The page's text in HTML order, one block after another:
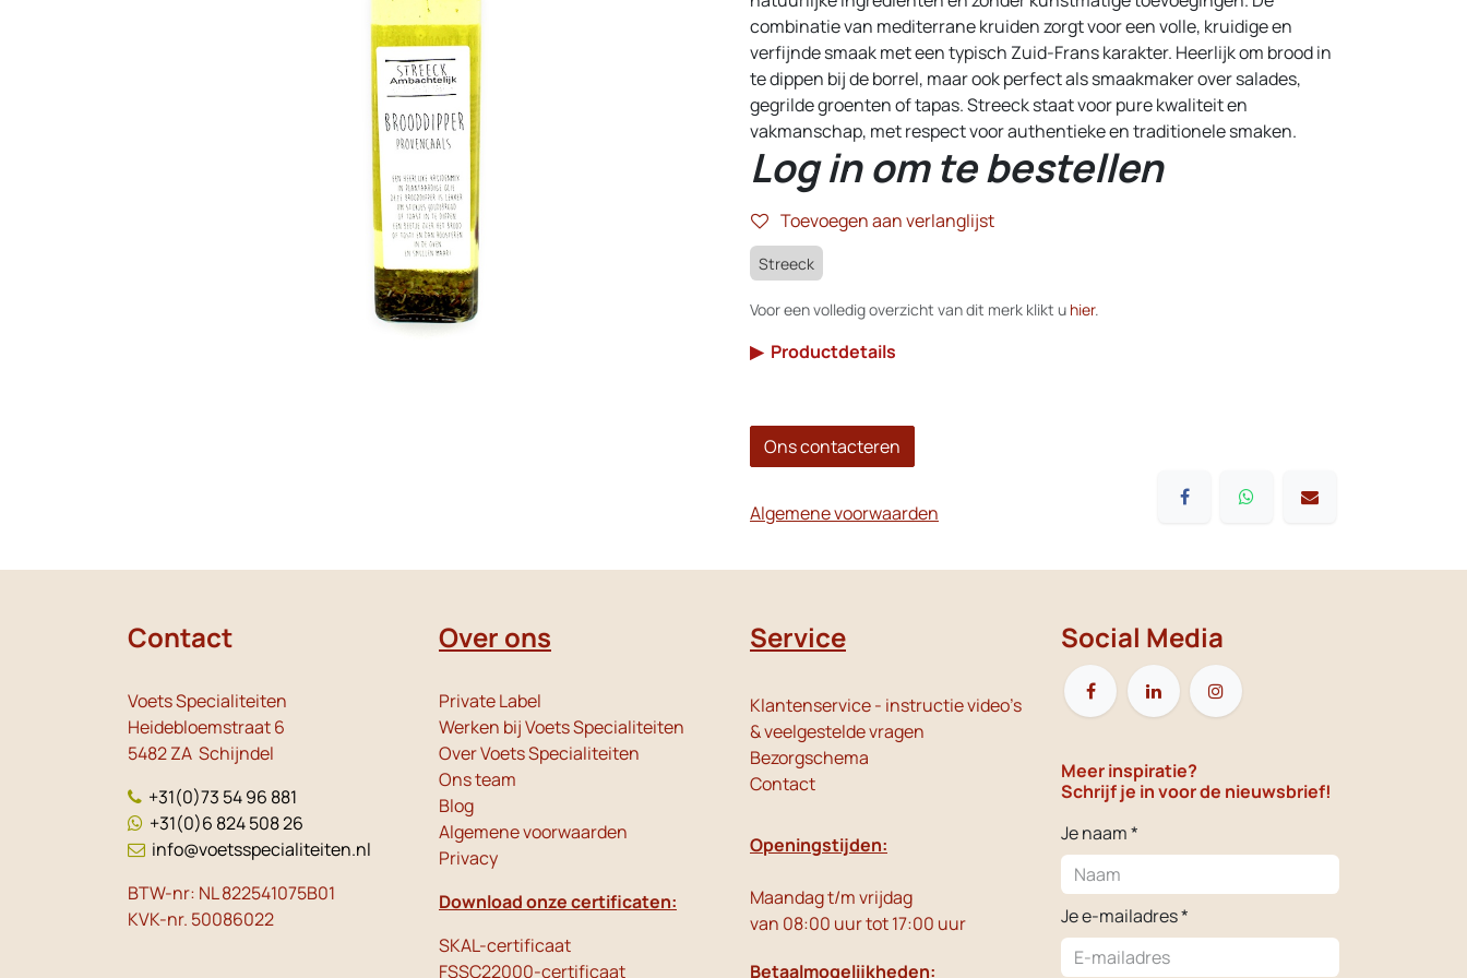
combinatie van mediterrane kruiden zorgt voor een volle, kruidige en
verfijnde smaak met een typisch Zuid-Frans karakter. Heerlijk om brood in
te dippen bij de borrel, maar ook perfect als smaakmaker over salades,
gegrilde groenten of tapas. Streeck staat voor pure kwaliteit en
vakmanschap, met respect voor authentieke en traditionele smaken.
Log in om te bestellen
Toevoegen aan verlanglijst
Streeck
Voor een volledig overzicht van dit merk klikt u hier.
▶ Productdetails
Ons contacteren
Algemene voorwaarden
Contact
Voets Specialiteiten
Heidebloemstraat 6
5482 ZA Schijndel
+31(0)73 54 96 881
+31(0)6 824 508 26
info@voetsspecialiteiten.nl
BTW-nr: NL 822541075B01
KVK-nr. 50086022
Over ons
Private Label
Werken bij Voets Specialiteiten
Over Voets Specialiteiten
Ons team
Blog
Algemene voorwaarden
Privacy
Download onze certificaten:
SKAL-certificaat
FSSC22000-certificaat
Service
Klantenservice - instructie video's
& veelgestelde vragen
Bezorgschema
Contact
Openingstijden:
Maandag t/m vrijdag
van 08:00 uur tot 17:00 uur
Betaalmogelijkheden:
Social Media
Meer inspiratie?
Schrijf je in voor de nieuwsbrief!
Je naam *
Je e-mailadres *